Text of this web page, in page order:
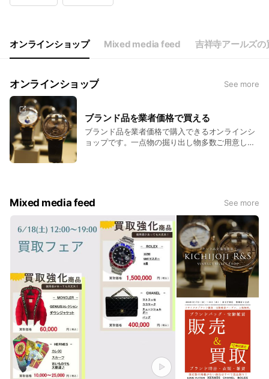
Wed00:00 - 00:00
Sat
11:00 - 19:00
LINE・メールでの買取査定は24時間受付中！
オンラインショップ Mixed media feed 吉祥寺アールズの
オンラインショップ See more
ブランド品を業者価格で買える
ブランド品を業者価格で購入できるオンラインシ
ョップです。一点物の掘り出し物多数ご用意して
Mixed media feed See more